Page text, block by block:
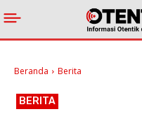
Beranda Berita
BERITA